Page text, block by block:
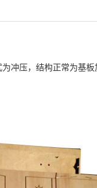
冲压，结构正常为基